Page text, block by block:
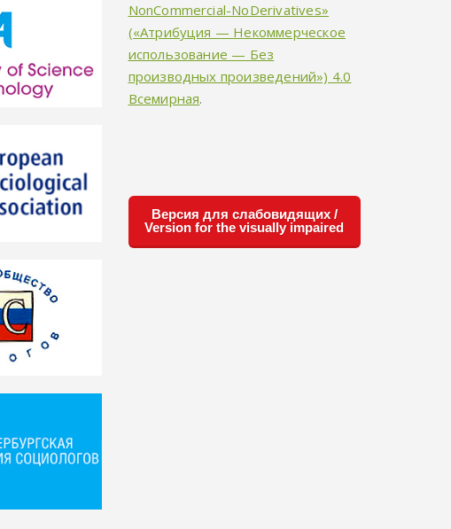
NonCommercial-NoDerivatives»
(«Атрибуция — Некоммерческое
использование — Без
производных произведений») 4.0
Всемирная.
Версия для слабовидящих /
Version for the visually impaired